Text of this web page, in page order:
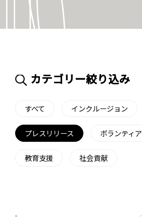
カテゴリー絞り込み
すべて インクルージョン
プレスリリース ボランティア
教育支援 社会貢献